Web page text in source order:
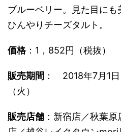
ブルーベリー。見た目に
ひんやりチーズタルト。
価格：1，852円（税抜）
販売期間 ： 2018年7月1
（火）
販売店舗 ：新宿店／秋葉